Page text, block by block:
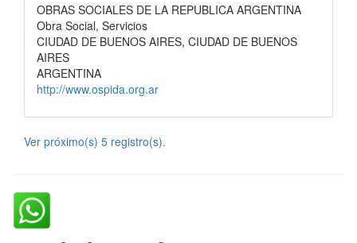
OBRAS SOCIALES DE LA REPUBLICA ARGENTINA
Obra Social, Servicios
CIUDAD DE BUENOS AIRES, CIUDAD DE BUENOS
AIRES
ARGENTINA
http://www.ospida.org.ar
Ver próximo(s) 5 registro(s).